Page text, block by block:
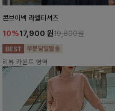
콘브이넥 라벨티셔츠
10%17,900 원19,800원
리뷰 카운트 영역